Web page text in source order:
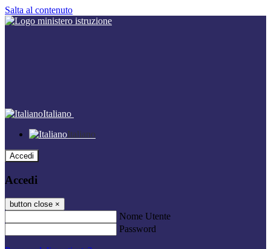
Salta al contenuto
Italiano
Italiano
Accedi
Accedi
button close ×
Nome Utente
Password